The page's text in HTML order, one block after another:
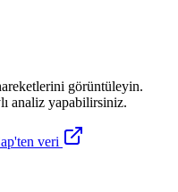
görüntüleyin.
analiz yapabilirsiniz.
veri